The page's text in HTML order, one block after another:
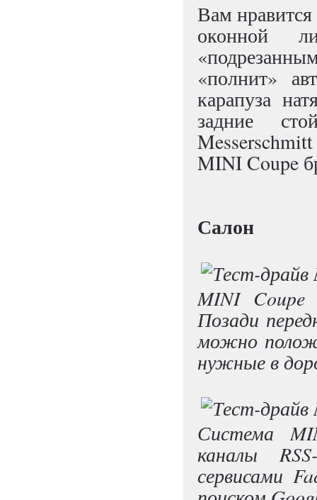
Вам
оконной
«полнит»
карапуза
задние
MINI Coupe
Салон
MINI Coupe
Позади
можно
нужные в
Система
каналы
сервисами